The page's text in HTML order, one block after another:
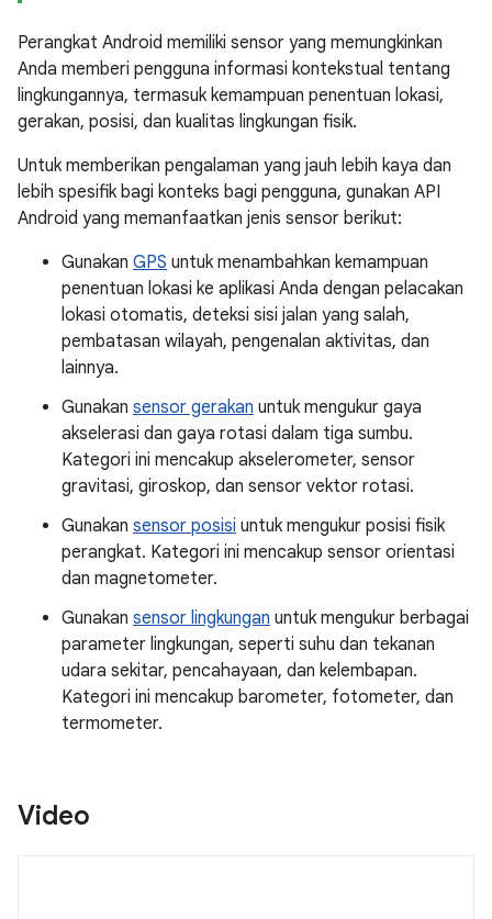
Perangkat Android memiliki sensor yang memungkinkan
Anda memberi pengguna informasi kontekstual tentang
lingkungannya, termasuk kemampuan penentuan lokasi,
gerakan, posisi, dan kualitas lingkungan fisik.
Untuk memberikan pengalaman yang jauh lebih kaya dan
lebih spesifik bagi konteks bagi pengguna, gunakan API
Android yang memanfaatkan jenis sensor berikut:
Gunakan GPS untuk menambahkan kemampuan
penentuan lokasi ke aplikasi Anda dengan pelacakan
lokasi otomatis, deteksi sisi jalan yang salah,
pembatasan wilayah, pengenalan aktivitas, dan
lainnya.
Gunakan sensor gerakan untuk mengukur gaya
akselerasi dan gaya rotasi dalam tiga sumbu.
Kategori ini mencakup akselerometer, sensor
gravitasi, giroskop, dan sensor vektor rotasi.
Gunakan sensor posisi untuk mengukur posisi fisik
perangkat. Kategori ini mencakup sensor orientasi
dan magnetometer.
Gunakan sensor lingkungan untuk mengukur berbagai
parameter lingkungan, seperti suhu dan tekanan
udara sekitar, pencahayaan, dan kelembapan.
Kategori ini mencakup barometer, fotometer, dan
termometer.
Video